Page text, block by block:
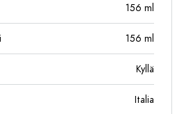
156 ml
156 ml
Kyllä
Italia